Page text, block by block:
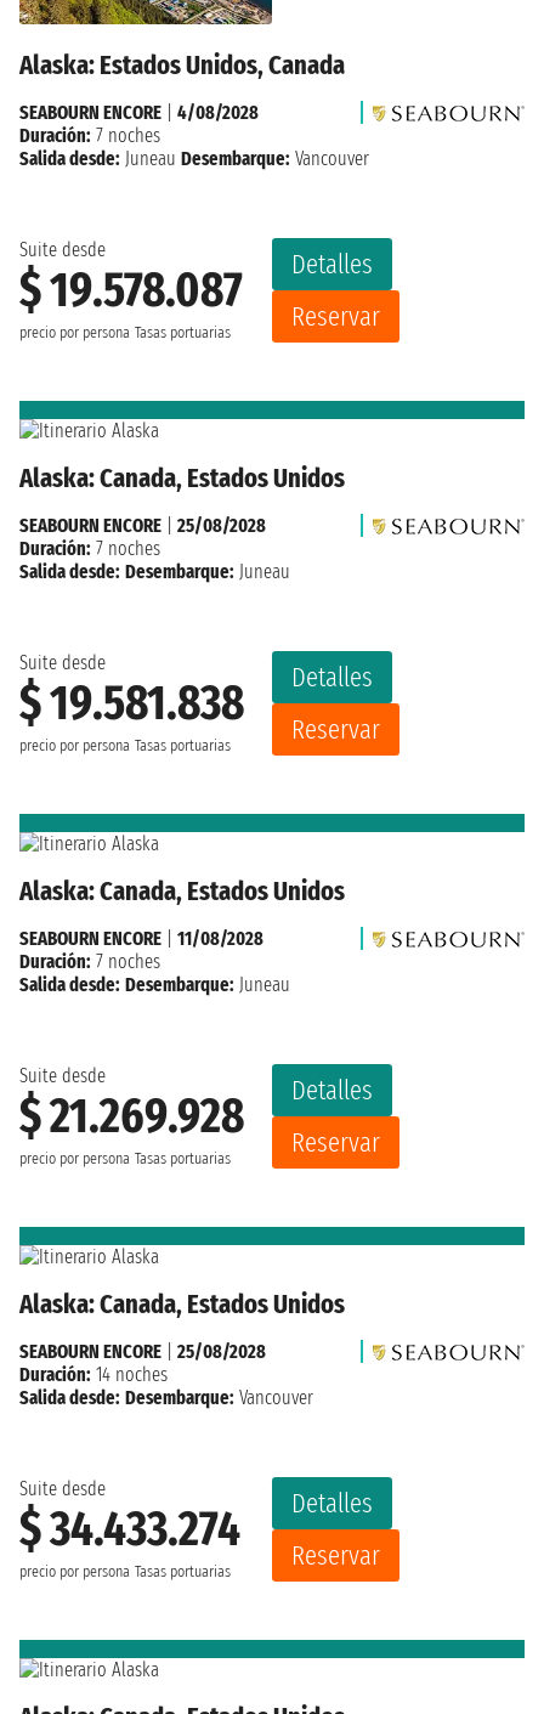
Alaska: Estados Unidos, Canada
Suite desde
$ 19.578.087
precio por persona Tasas portuarias
Detalles
Reservar
SEABOURN ENCORE
4/08/2028
Duración: 7 noches
Salida desde: Juneau Desembarque: Vancouver
Alaska: Canada, Estados Unidos
Suite desde
$ 19.581.838
precio por persona Tasas portuarias
Detalles
Reservar
SEABOURN ENCORE
25/08/2028
Duración: 7 noches
Salida desde: Desembarque: Juneau
Alaska: Canada, Estados Unidos
Suite desde
$ 21.269.928
precio por persona Tasas portuarias
Detalles
Reservar
SEABOURN ENCORE
11/08/2028
Duración: 7 noches
Salida desde: Desembarque: Juneau
Alaska: Canada, Estados Unidos
Suite desde
$ 34.433.274
precio por persona Tasas portuarias
Detalles
Reservar
SEABOURN ENCORE
25/08/2028
Duración: 14 noches
Salida desde: Desembarque: Vancouver